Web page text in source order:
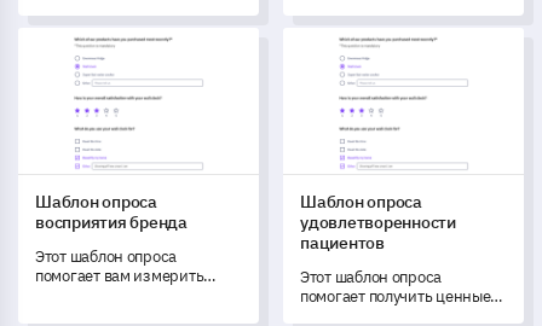
позволяет измерить
удовлетворенность, понять
эффективность содержания
и получить бесценные
инсайты.
повысить эффективность
вашего репетитора, что
приведет к улучшению
результатов студентов.
Шаблон опроса восприятия бренда
Шаблон опроса
восприятия бренда
Этот шаблон опроса
помогает вам измерить
Шаблон опроса
Шаблон опроса
удовлетворенности
пациентов
Этот шаблон опроса
помогает получить ценные